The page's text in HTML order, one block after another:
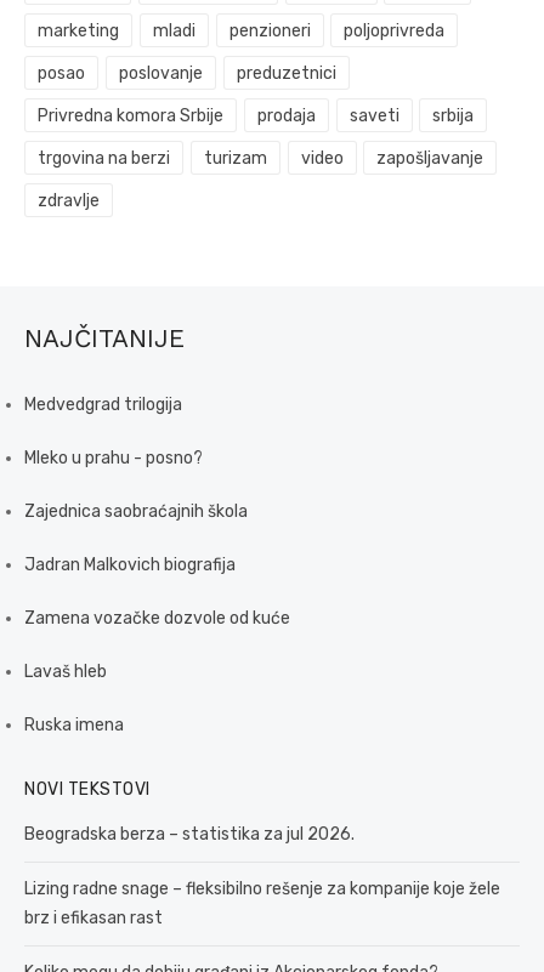
marketing mladi penzioneri poljoprivreda
posao poslovanje preduzetnici
Privredna komora Srbije prodaja saveti srbija
trgovina na berzi turizam video zapošljavanje
zdravlje
NAJČITANIJE
Medvedgrad trilogija
Mleko u prahu - posno?
Zajednica saobraćajnih škola
Jadran Malkovich biografija
Zamena vozačke dozvole od kuće
Lavaš hleb
Ruska imena
NOVI TEKSTOVI
Beogradska berza – statistika za jul 2026.
Lizing radne snage – fleksibilno rešenje za kompanije koje žele
brz i efikasan rast